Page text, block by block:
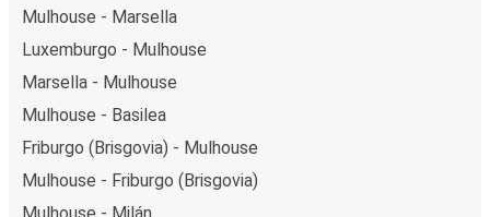
Mulhouse - Marsella
Luxemburgo - Mulhouse
Marsella - Mulhouse
Mulhouse - Basilea
Friburgo (Brisgovia) - Mulhouse
Mulhouse - Friburgo (Brisgovia)
Mulhouse - Milán